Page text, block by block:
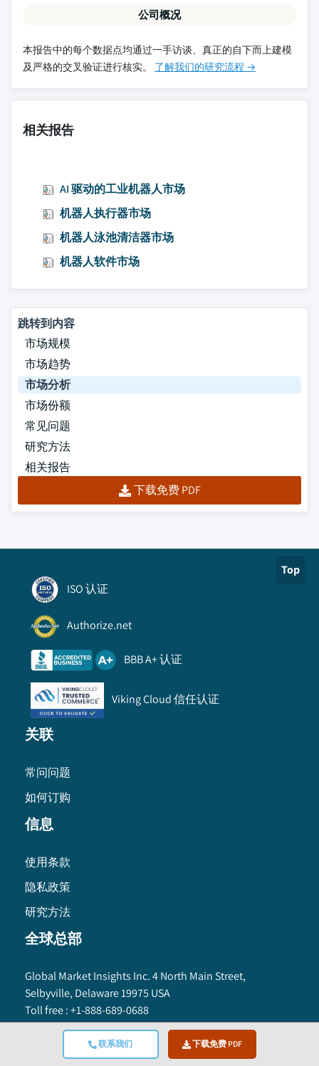
联系我们 下载免费 PDF
公司概况
本报告中的每个数据点均通过一手访谈、真正的自下而上建模
及严格的交叉验证进行核实。 了解我们的研究流程 →
相关报告
AI 驱动的工业机器人市场
机器人执行器市场
机器人泳池清洁器市场
机器人软件市场
跳转到内容
市场规模
市场趋势
市场分析
市场份额
常见问题
研究方法
相关报告
下载免费 PDF
Top
ISO 认证
Authorize.net
BBB A+ 认证
Viking Cloud 信任认证
关联
常问问题
如何订购
信息
使用条款
隐私政策
研究方法
全球总部
Global Market Insights Inc. 4 North Main Street,
Selbyville, Delaware 19975 USA
Toll free :+1-888-689-0688
USA :+1-302-846-7766
+65-3129-7718
sales@gminsights.com